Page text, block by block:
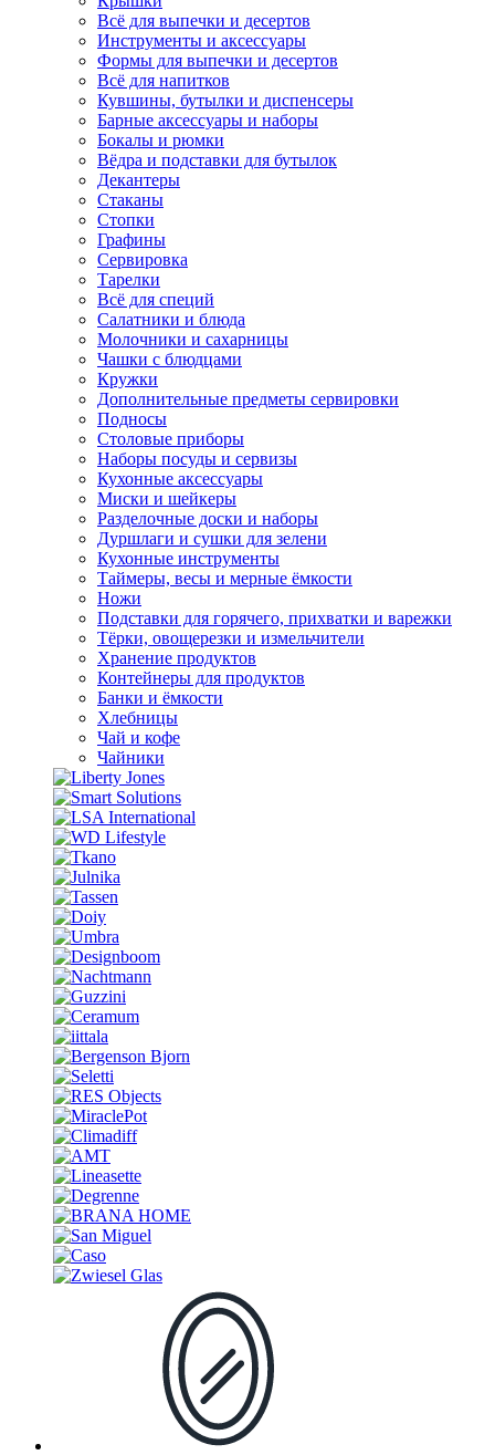
Всё для выпечки и десертов
Инструменты и аксессуары
Формы для выпечки и десертов
Всё для напитков
Кувшины, бутылки и диспенсеры
Барные аксессуары и наборы
Бокалы и рюмки
Вёдра и подставки для бутылок
Декантеры
Стаканы
Стопки
Графины
Сервировка
Тарелки
Всё для специй
Салатники и блюда
Молочники и сахарницы
Чашки с блюдцами
Кружки
Дополнительные предметы сервировки
Подносы
Столовые приборы
Наборы посуды и сервизы
Кухонные аксессуары
Миски и шейкеры
Разделочные доски и наборы
Дуршлаги и сушки для зелени
Кухонные инструменты
Таймеры, весы и мерные ёмкости
Ножи
Подставки для горячего, прихватки и варежки
Тёрки, овощерезки и измельчители
Хранение продуктов
Контейнеры для продуктов
Банки и ёмкости
Хлебницы
Чай и кофе
Чайники